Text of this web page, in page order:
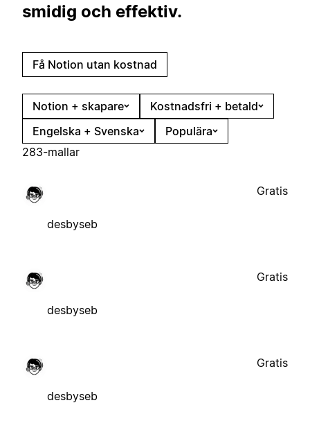
smidig och effektiv.
Få Notion utan kostnad
Notion + skapare
Kostnadsfri + betald
Engelska + Svenska
Populära
283-mallar
desbyseb
Gratis
desbyseb
Gratis
desbyseb
Gratis